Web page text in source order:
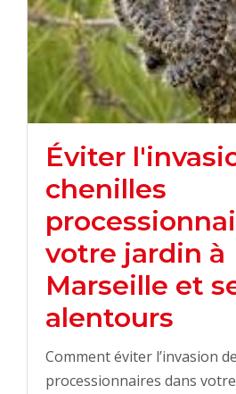
Éviter
chenilles
votre jardin à
Marseille et
alentours
Comment éviter l’invasion
processionnaires dans